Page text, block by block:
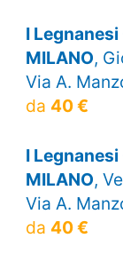
I
MILANO,
Via A.
da 40 €
I
MILANO,
Via A.
da 40 €